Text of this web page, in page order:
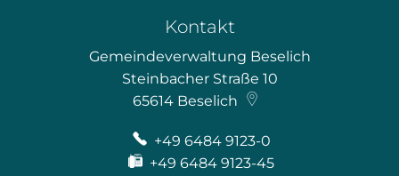
Kontakt
Gemeindeverwaltung Beselich
Steinbacher Straße 10
65614 Beselich
+49 6484 9123-0
+49 6484 9123-45